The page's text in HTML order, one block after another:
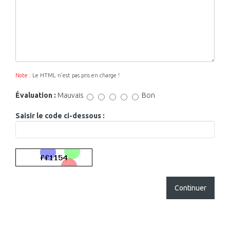
Note : Le HTML n’est pas pris en charge !
Évaluation : Mauvais Bon
Saisir le code ci-dessous :
Continuer